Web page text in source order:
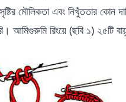
মৌলিকতা এবং নিখুঁততার কোন
রিংয়ে (ছবি ১) ২৫টি বায়ু